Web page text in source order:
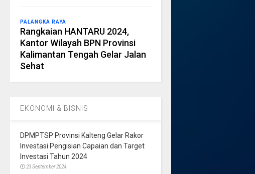
PALANGKA RAYA
Rangkaian HANTARU 2024,
Kantor Wilayah BPN Provinsi
Kalimantan Tengah Gelar Jalan
Sehat
EKONOMI & BISNIS
DPMPTSP Provinsi Kalteng Gelar Rakor
Investasi Pengisian Capaian dan Target
Investasi Tahun 2024
23 September 2024